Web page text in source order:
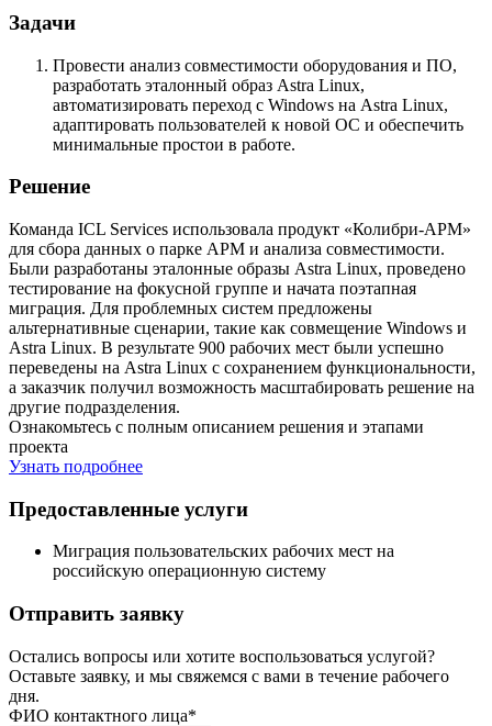
Задачи
Провести анализ совместимости оборудования и ПО,
разработать эталонный образ Astra Linux,
автоматизировать переход с Windows на Astra Linux,
адаптировать пользователей к новой ОС и обеспечить
минимальные простои в работе.
Решение
Команда ICL Services использовала продукт «Колибри-АРМ»
для сбора данных о парке АРМ и анализа совместимости.
Были разработаны эталонные образы Astra Linux, проведено
тестирование на фокусной группе и начата поэтапная
миграция. Для проблемных систем предложены
альтернативные сценарии, такие как совмещение Windows и
Astra Linux. В результате 900 рабочих мест были успешно
переведены на Astra Linux с сохранением функциональности,
а заказчик получил возможность масштабировать решение на
другие подразделения.
Ознакомьтесь с полным описанием решения и этапами
проекта
Узнать подробнее
Предоставленные услуги
Миграция пользовательских рабочих мест на
российскую операционную систему
Отправить заявку
Остались вопросы или хотите воспользоваться услугой?
Оставьте заявку, и мы свяжемся с вами в течение рабочего
дня.
ФИО контактного лица*